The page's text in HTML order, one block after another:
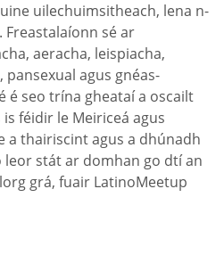
uilechuimsitheach, lena n-
Freastalaíonn sé ar
aeracha, leispiacha,
agus gnéas-
é seo trína gheataí a oscailt
féidir le Meiriceá agus
a thairiscint agus a dhúnadh
leor stát ar domhan go dtí an
grá, fuair LatinoMeetup